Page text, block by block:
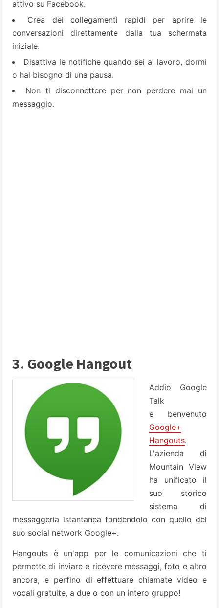
attivo su Facebook.
Crea dei collegamenti rapidi per aprire le
conversazioni direttamente dalla tua schermata
iniziale.
Disattiva le notifiche quando sei al lavoro, dormi
o hai bisogno di una pausa.
Non ti disconnettere per non perdere mai un
messaggio.
3. Google Hangout
Addio Google
Talk
e benvenuto
Google+
Hangouts.
L'azienda di
Mountain View
ha unificato il
suo storico
sistema di
messaggeria istantanea fondendolo con quello del
suo social network Google+.
Hangouts è un'app per le comunicazioni che ti
permette di inviare e ricevere messaggi, foto e altro
ancora, e perfino di effettuare chiamate video e
vocali gratuite, a due o con un intero gruppo!